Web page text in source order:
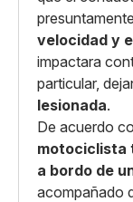
presuntamente
velocidad y
impactara
particular,
lesionada.
De acuerdo
motociclista
a bordo de
acompañado